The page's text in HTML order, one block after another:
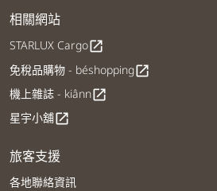
相關網站
STARLUX Cargoopen_in_new
免稅品購物 - béshoppingopen_in_new
機上雜誌 - kiânnopen_in_new
星宇小舖open_in_new
旅客支援
各地聯絡資訊